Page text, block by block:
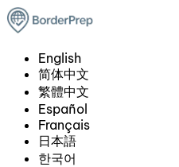
English
简体中文
繁體中文
Español
Français
日本語
한국어